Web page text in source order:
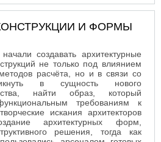
И ФОРМЫ
создавать архитектурные
не только под влиянием
расчёта, но и в связи со
в сущность нового
найти образ, который
требованиям к
искания архитекторов
архитектурных форм,
решения, тогда как